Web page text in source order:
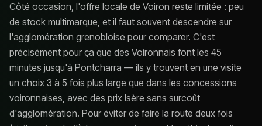
Côté occasion, l'offre locale de Voiron reste limitée : peu
de stock multimarque, et il faut souvent descendre sur
l'agglomération grenobloise pour comparer. C'est
précisément pour ça que des Voironnais font les 45
minutes jusqu'à Pontcharra — ils y trouvent en une visite
un choix 3 à 5 fois plus large que dans les concessions
voironnaises, avec des prix Isère sans surcoût
d'agglomération. Pour éviter de faire la route deux fois